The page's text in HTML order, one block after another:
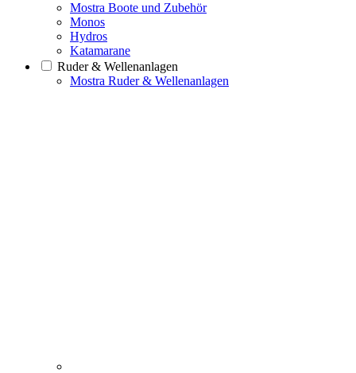
Mostra Boote und Zubehör
Monos
Hydros
Katamarane
Ruder & Wellenanlagen
Mostra Ruder & Wellenanlagen